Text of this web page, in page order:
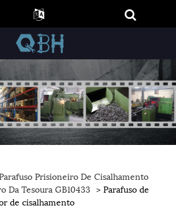
Prisioneiro De Cisalhamento
Da Tesoura GB10433 > Parafuso de
de cisalhamento